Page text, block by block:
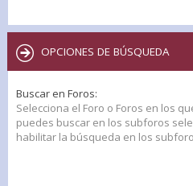
OPCIONES DE BÚSQUEDA
Buscar en Foros:
Selecciona el Foro o Foros en los
puedes buscar en los subforos
habilitar la búsqueda en los